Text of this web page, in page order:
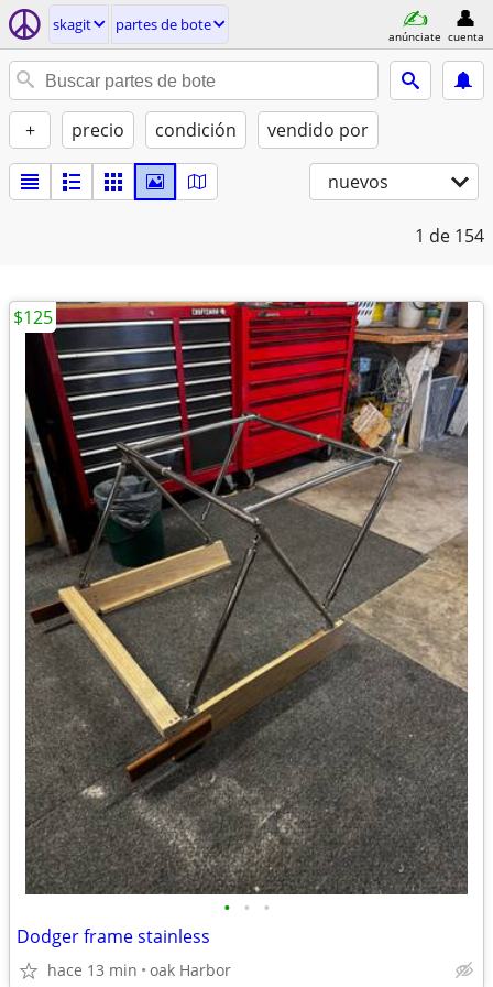
skagit partes de bote
anúnciate cuenta
+ precio condición vendido por
nuevos
1 de 154
• • •
Dodger frame stainless
hace 13 min oak Harbor
$125